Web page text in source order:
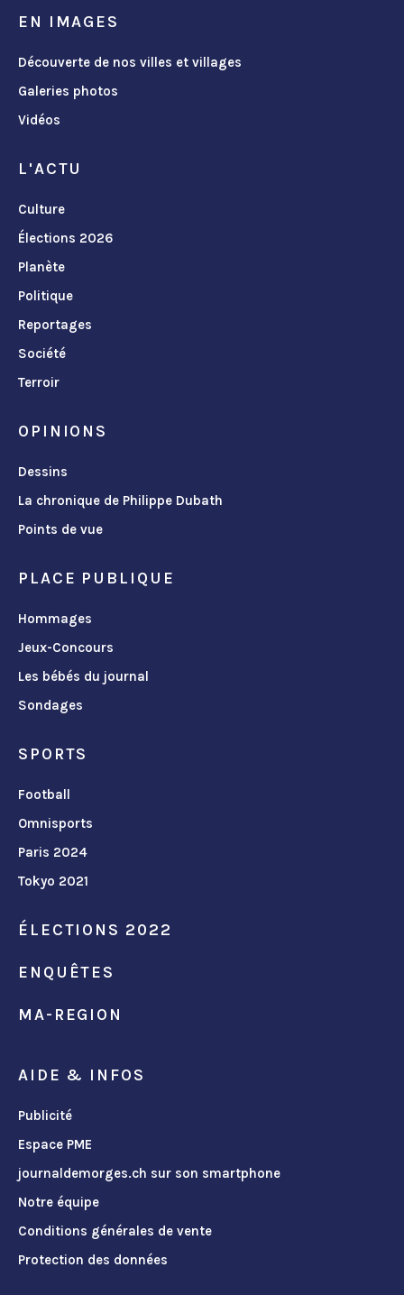
EN IMAGES
Découverte de nos villes et villages
Galeries photos
Vidéos
L'ACTU
Culture
Élections 2026
Planète
Politique
Reportages
Société
Terroir
OPINIONS
Dessins
La chronique de Philippe Dubath
Points de vue
PLACE PUBLIQUE
Hommages
Jeux-Concours
Les bébés du journal
Sondages
SPORTS
Football
Omnisports
Paris 2024
Tokyo 2021
ÉLECTIONS 2022
ENQUÊTES
MA-REGION
AIDE & INFOS
Publicité
Espace PME
journaldemorges.ch sur son smartphone
Notre équipe
Conditions générales de vente
Protection des données